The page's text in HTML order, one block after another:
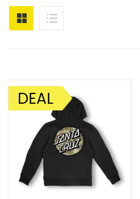
AANBIEDING!
DEAL